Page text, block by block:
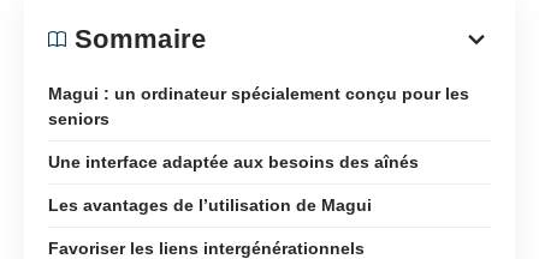
Sommaire
Magui : un ordinateur spécialement conçu pour les
seniors
Une interface adaptée aux besoins des aînés
Les avantages de l’utilisation de Magui
Favoriser les liens intergénérationnels